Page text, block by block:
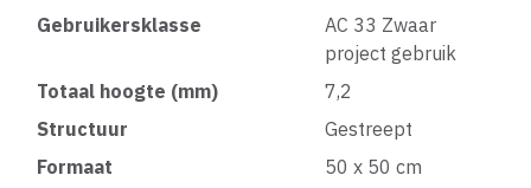
Gebruikersklasse
AC 33 Zwaar
project gebruik
Totaal hoogte (mm)
7,2
Structuur
Gestreept
Formaat
50 x 50 cm